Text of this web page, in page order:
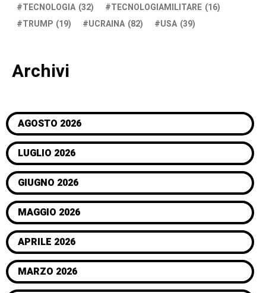
TECNOLOGIA (32) TECNOLOGIAMILITARE (16)
TRUMP (19) UCRAINA (82) USA (39)
Archivi
AGOSTO 2026
LUGLIO 2026
GIUGNO 2026
MAGGIO 2026
APRILE 2026
MARZO 2026